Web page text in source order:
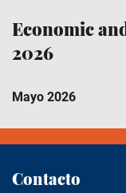
Economic
2026
Mayo 2026
Contacto